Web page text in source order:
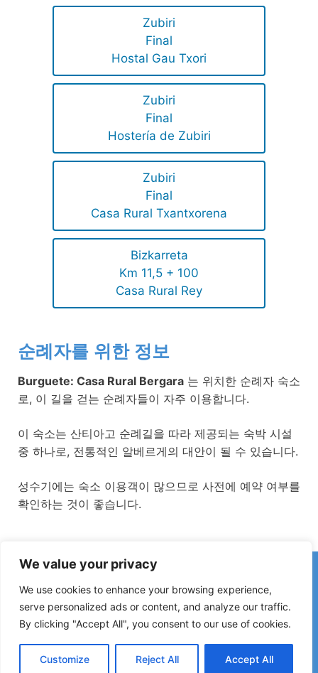
We value your privacy
We use cookies to enhance your browsing experience,
serve personalized ads or content, and analyze our traffic.
By clicking "Accept All", you consent to our use of cookies.
Customize Reject All Accept All
Zubiri
Final
Hostal Gau Txori
Zubiri
Final
Hostería de Zubiri
Zubiri
Final
Casa Rural Txantxorena
Bizkarreta
Km 11,5 + 100
Casa Rural Rey
순례자를 위한 정보
Burguete: Casa Rural Bergara 는 위치한 순례자 숙소
로, 이 길을 걷는 순례자들이 자주 이용합니다.
이 숙소는 산티아고 순례길을 따라 제공되는 숙박 시설
중 하나로, 전통적인 알베르게의 대안이 될 수 있습니다.
성수기에는 숙소 이용객이 많으므로 사전에 예약 여부를
확인하는 것이 좋습니다.
카미노에서 잘못된 정보나 최근 변경 사항을 발견하셨나요?
폐쇄된 숙소, 침수 구간, 우회로, 공사 또는 기타 변경 사항에 대한
제보는 가이드를 최신 상태로 유지하는 데 큰 도움이 됩니다.
가능하다면 해당 구간(스테이지)을 함께 알려 주세요.